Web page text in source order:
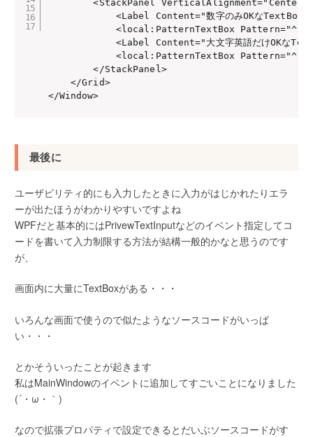
<StackPanel
<Label Content="数字のみOKな
<local:PatternTextBox
<Label Content="大文字英語だけOKな
<local:PatternTextBox
        </StackPanel>
    </Grid>
最後に
ユーザビリティ的にも入力したときに入力がはじかれたりエラ
ーが出たほうがわかりやすいですよね
WPFだと基本的にはPrivewTextInputなどのイベント指定してコ
ードを書いて入力制限する方法が結構一般的かなと思うのです
が、
画面内に大量にTextBoxがある・・・
いろんな画面で使うので似たようなソースコードがいっぱ
い・・・
とかそういったことが起きます
私はMainWindowのイベントに追加してすごいことになりました
(´・ω・｀)
なので拡張プロパティで設定できるとだいぶソースコードがす